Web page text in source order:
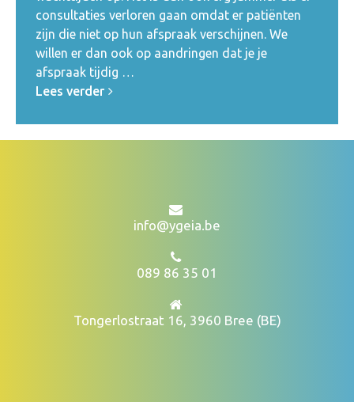
consultaties verloren gaan omdat er patiënten
zijn die niet op hun afspraak verschijnen. We
willen er dan ook op aandringen dat je je
afspraak tijdig …
Lees verder
info@ygeia.be
089 86 35 01
Tongerlostraat 16, 3960 Bree (BE)